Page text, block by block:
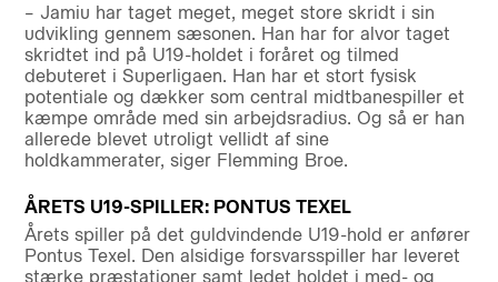
– Jamiu har taget meget, meget store skridt i sin
udvikling gennem sæsonen. Han har for alvor taget
skridtet ind på U19-holdet i foråret og tilmed
debuteret i Superligaen. Han har et stort fysisk
potentiale og dækker som central midtbanespiller et
kæmpe område med sin arbejdsradius. Og så er han
allerede blevet utroligt vellidt af sine
holdkammerater, siger Flemming Broe.
ÅRETS U19-SPILLER: PONTUS TEXEL
Årets spiller på det guldvindende U19-hold er anfører
Pontus Texel. Den alsidige forsvarsspiller har leveret
stærke præstationer samt ledet holdet i med- og